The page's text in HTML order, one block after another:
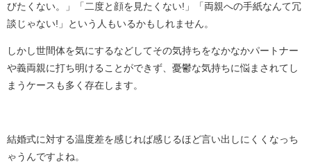
びたくない。」「二度と顔を見たくない!」「両親への手紙なんて冗
談じゃない!」という人もいるかもしれません。
しかし世間体を気にするなどしてその気持ちをなかなかパートナー
や義両親に打ち明けることができず、憂鬱な気持ちに悩まされてし
まうケースも多く存在します。
結婚式に対する温度差を感じれば感じるほど言い出しにくくなっち
ゃうんですよね。